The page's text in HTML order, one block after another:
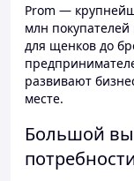
Prom —
млн
для щенков до
развивают
месте.
Большой